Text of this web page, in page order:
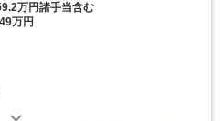
万円諸手当含む
万円